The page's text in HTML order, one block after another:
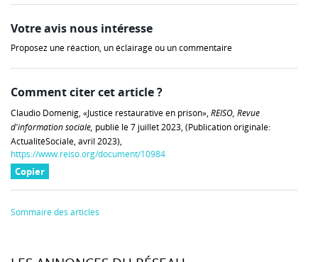
Votre avis nous intéresse
Proposez une réaction, un éclairage ou un commentaire
Comment citer cet article ?
Claudio Domenig, «Justice restaurative en prison», REISO, Revue
d'information sociale, publié le 7 juillet 2023, (Publication originale:
ActualitéSociale, avril 2023),
https://www.reiso.org/document/10984
Copier
Sommaire des articles